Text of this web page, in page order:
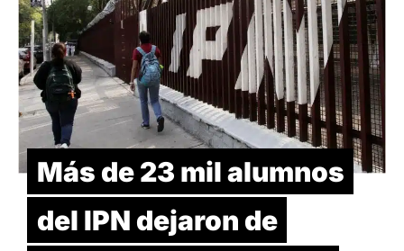
Más de 23 mil alumnos
del IPN dejaron de